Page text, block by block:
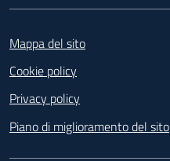
Mappa del sito
Cookie policy
Privacy policy
Piano di miglioramento del sito